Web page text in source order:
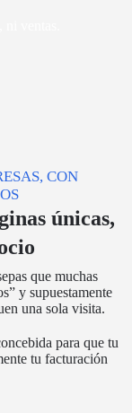
CON
únicas,
que muchas
y supuestamente
una sola visita.
para que tu
tu facturación